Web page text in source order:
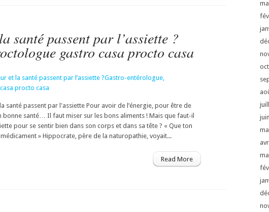
santé passent par l’assiette ?
gastro casa procto casa
santé passent par l'assiette Pour avoir de l’énergie, pour être de
bonne santé… Il faut miser sur les bons aliments ! Mais que faut-il
pour se sentir bien dans son corps et dans sa tête ? « Que ton
» Hippocrate, père de la naturopathie, voyait...
Read More